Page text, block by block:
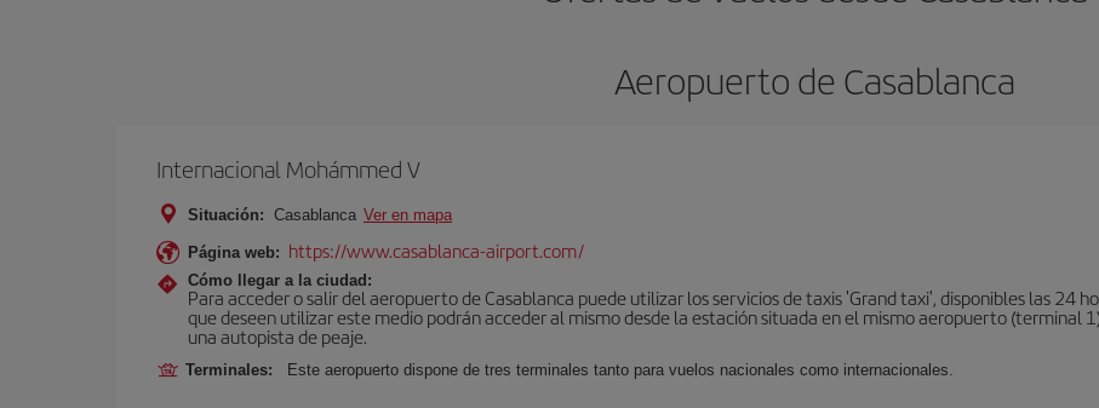
Aeropuerto de Casablanca
Internacional Mohámmed V
Situación: Casablanca Ver en mapa
Página web: https://www.casablanca-airport.com/
Cómo llegar a la ciudad:
Para acceder o salir del aeropuerto de Casablanca puede utilizar los servicios de taxis 'Grand taxi', disponibles las 24
que deseen utilizar este medio podrán acceder al mismo desde la estación situada en el mismo aeropuerto (terminal
una autopista de peaje.
Terminales: Este aeropuerto dispone de tres terminales tanto para vuelos nacionales como internacionales.